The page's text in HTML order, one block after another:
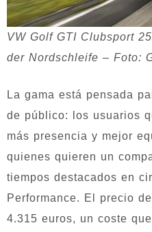
VW Golf GTI Clubsport
der Nordschleife – Foto:
La gama está pensada
de público: los usuarios
más presencia y mejor
quienes quieren un
tiempos destacados en
Performance. El precio
4.315 euros, un coste